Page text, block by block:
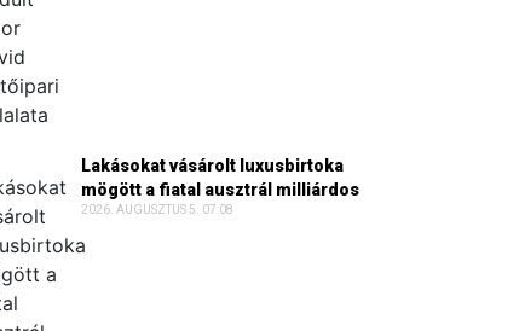
Lakásokat vásárolt luxusbirtoka
mögött a fiatal ausztrál milliárdos
2026. AUGUSZTUS 5. 07:08